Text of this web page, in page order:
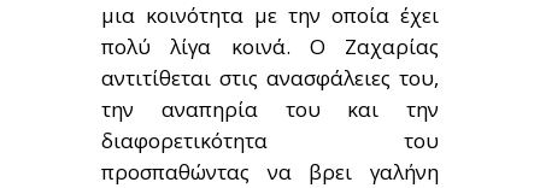
μια κοινότητα με την οποία έχει
πολύ λίγα κοινά. Ο Ζαχαρίας
αντιτίθεται στις ανασφάλειες του,
την αναπηρία του και την
διαφορετικότητα του
προσπαθώντας να βρει γαλήνη